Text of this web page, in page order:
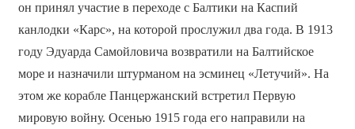
он принял участие в переходе с Балтики на Каспий
канлодки «Карс», на которой прослужил два года. В 1913
году Эдуарда Самойловича возвратили на Балтийское
море и назначили штурманом на эсминец «Летучий». На
этом же корабле Панцержанский встретил Первую
мировую войну. Осенью 1915 года его направили на